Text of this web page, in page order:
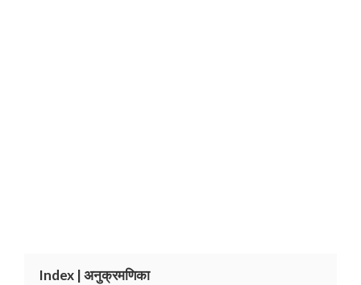
Index | अनुक्रमणिका